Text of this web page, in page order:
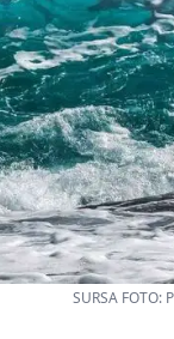
SURSA FOTO: